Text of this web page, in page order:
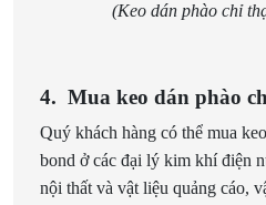
(Keo dán phào chỉ
4. Mua keo dán phào
Quý khách hàng có thể mua
bond ở các đại lý kim khí điện
nội thất và vật liệu quảng cáo,